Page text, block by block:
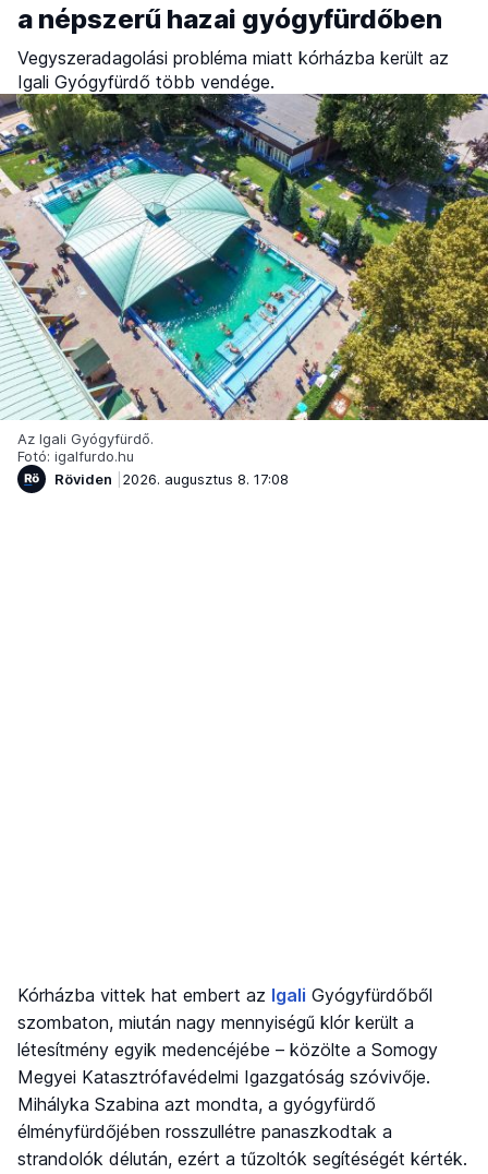
a népszerű hazai gyógyfürdőben
Vegyszeradagolási probléma miatt kórházba került az
Igali Gyógyfürdő több vendége.
Az Igali Gyógyfürdő.
Fotó: igalfurdo.hu
Röviden
2026. augusztus 8. 17:08
Kórházba vittek hat embert az Igali Gyógyfürdőből
szombaton, miután nagy mennyiségű klór került a
létesítmény egyik medencéjébe – közölte a Somogy
Megyei Katasztrófavédelmi Igazgatóság szóvivője.
Mihályka Szabina azt mondta, a gyógyfürdő
élményfürdőjében rosszullétre panaszkodtak a
strandolók délután, ezért a tűzoltók segítéségét kérték.